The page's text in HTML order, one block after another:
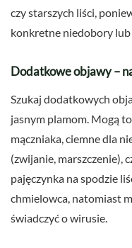
czy starszych liści,
konkretne niedobory lub
Dodatkowe objawy –
Szukaj dodatkowych
jasnym plamom. Mogą
mączniaka, ciemne dla
(zwijanie, marszczenie),
pajęczynka na spodzie
chmielowca, natomiast
świadczyć o wirusie.